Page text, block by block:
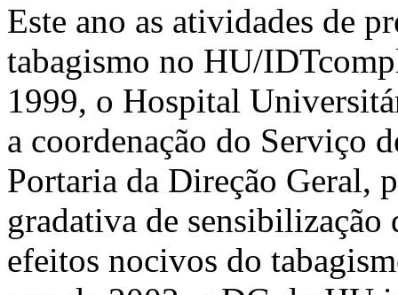
Este ano as atividades de
tabagismo no HU/
1999, o Hospital
a coordenação do Serviço
Portaria da Direção Geral,
gradativa de sensibilização
efeitos nocivos do